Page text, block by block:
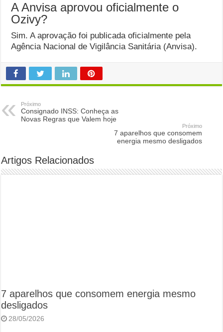
A Anvisa aprovou oficialmente o
Ozivy?
Sim. A aprovação foi publicada oficialmente pela
Agência Nacional de Vigilância Sanitária (Anvisa).
Próximo
Consignado INSS: Conheça as
Novas Regras que Valem hoje
Próximo
7 aparelhos que consomem
energia mesmo desligados
Artigos Relacionados
7 aparelhos que consomem energia mesmo
desligados
28/05/2026